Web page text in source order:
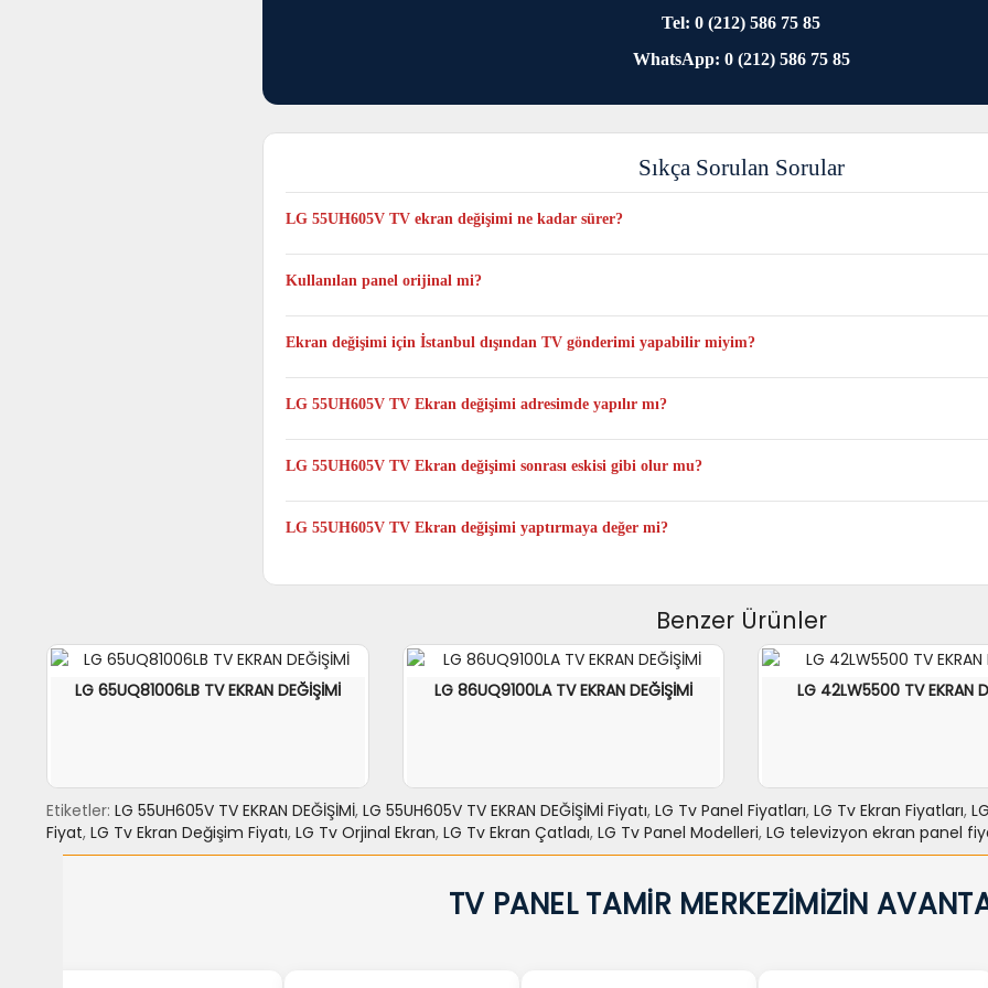
Tel: 0 (212) 586 75 85
WhatsApp: 0 (212) 586 75 85
Sıkça Sorulan Sorular
LG 55UH605V TV ekran değişimi ne kadar sürer?
Genellikle aynı gün tamamlanır, yoğunluğa ve anlık stok durumuna bağlı olarak en fazla 1 veya 3 iş günü
Kullanılan panel orijinal mi?
Evet. LG 55UH605V TV modeli için yalnızca bu modele uygun orijinal ve sıfır paneller kullanılmaktadır.
Ekran değişimi için İstanbul dışından TV gönderimi yapabilir miyim?
Evet. Taşıma ücret ve sorumluluğu tarafınıza ait olacak şekilde televizyonun tamamını kutulu şekilde kargo
LG 55UH605V TV Ekran değişimi adresimde yapılır mı?
Hayır. TV Panel değişimi yalnızca atölye ortamında yapılmaktadır.
LG 55UH605V TV Ekran değişimi sonrası eskisi gibi olur mu?
Evet. LG 55UH605V model TV Panel değişimi yapıldıktan sonra televizyonunuz ilk günkü performansıyla
LG 55UH605V TV Ekran değişimi yaptırmaya değer mi?
değişimi yaptırmaya değer.
Benzer Ürünler
LG 65UQ81006LB TV EKRAN DEĞİŞİMİ LG 86UQ9100LA TV EKRAN DEĞİŞİMİ LG 42LW5500 TV EKRAN
Etiketler: LG 55UH605V TV EKRAN DEĞİŞİMİ, LG 55UH605V TV EKRAN DEĞİŞİMİ Fiyatı, LG Tv Panel Fiyatları, LG Tv Ekran Fiyatları,
Fiyat, LG Tv Ekran Değişim Fiyatı, LG Tv Orjinal Ekran, LG Tv Ekran Çatladı, LG Tv Panel Modelleri, LG televizyon ekran panel
TV PANEL TAMİR MERKEZİMİZİN